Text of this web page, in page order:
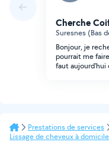
Cherche
Suresnes (Bas
Bonjour, je
pourrait me
faut aujourd'hui
Prestations de services
Lissage de cheveux à domicile